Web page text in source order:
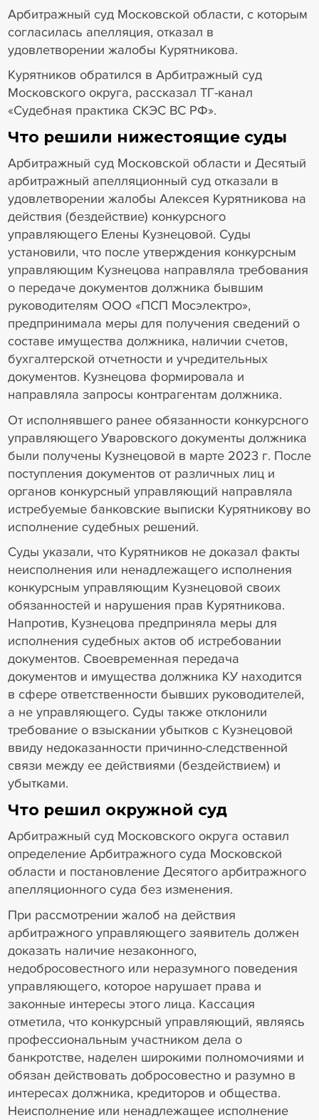
Арбитражный суд Московской области, с которым
согласилась апелляция, отказал в
удовлетворении жалобы Курятникова.
Курятников обратился в Арбитражный суд
Московского округа, рассказал ТГ-канал
«Судебная практика СКЭС ВС РФ».
Что решили нижестоящие суды
Арбитражный суд Московской области и Десятый
арбитражный апелляционный суд отказали в
удовлетворении жалобы Алексея Курятникова на
действия (бездействие) конкурсного
управляющего Елены Кузнецовой. Суды
установили, что после утверждения конкурсным
управляющим Кузнецова направляла требования
о передаче документов должника бывшим
руководителям ООО «ПСП Мосэлектро»,
предпринимала меры для получения сведений о
составе имущества должника, наличии счетов,
бухгалтерской отчетности и учредительных
документов. Кузнецова формировала и
направляла запросы контрагентам должника.
От исполнявшего ранее обязанности конкурсного
управляющего Уваровского документы должника
были получены Кузнецовой в марте 2023 г. После
поступления документов от различных лиц и
органов конкурсный управляющий направляла
истребуемые банковские выписки Курятникову во
исполнение судебных решений.
Суды указали, что Курятников не доказал факты
неисполнения или ненадлежащего исполнения
конкурсным управляющим Кузнецовой своих
обязанностей и нарушения прав Курятникова.
Напротив, Кузнецова предприняла меры для
исполнения судебных актов об истребовании
документов. Своевременная передача
документов и имущества должника КУ находится
в сфере ответственности бывших руководителей,
а не управляющего. Суды также отклонили
требование о взыскании убытков с Кузнецовой
ввиду недоказанности причинно-следственной
связи между ее действиями (бездействием) и
убытками.
Что решил окружной суд
Арбитражный суд Московского округа оставил
определение Арбитражного суда Московской
области и постановление Десятого арбитражного
апелляционного суда без изменения.
При рассмотрении жалоб на действия
арбитражного управляющего заявитель должен
доказать наличие незаконного,
недобросовестного или неразумного поведения
управляющего, которое нарушает права и
законные интересы этого лица. Кассация
отметила, что конкурсный управляющий, являясь
профессиональным участником дела о
банкротстве, наделен широкими полномочиями и
обязан действовать добросовестно и разумно в
интересах должника, кредиторов и общества.
Неисполнение или ненадлежащее исполнение